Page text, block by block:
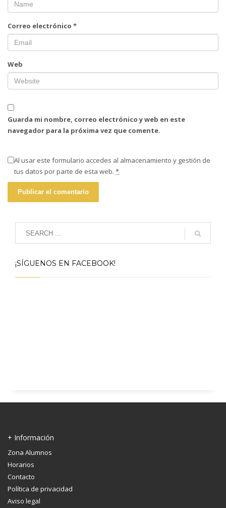
Correo electrónico *
Web
Guarda mi nombre, correo electrónico y web en este
navegador para la próxima vez que comente.
Al usar este formulario accedes al almacenamiento y gestión de
tus datos por parte de esta web. *
¡SÍGUENOS EN FACEBOOK!
+ Información
Zona Alumnos
Horarios
Contacto
Política de privacidad
Aviso legal